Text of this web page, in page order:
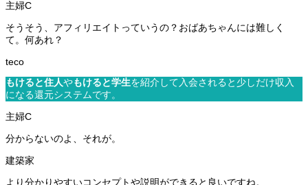
そうそう、アフィリエイトっていうの？おばあちゃんには難しく
て。何あれ？
もけると住人やもけると学生を紹介して入会されると少しだけ収入
になる還元システムです。
分からないのよ、それが。
より分かりやすいコンセプトや説明ができると良いですね。